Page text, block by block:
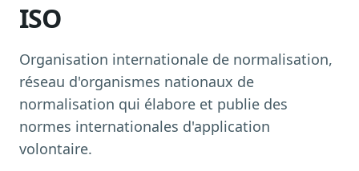
Transcriptions IA
Toutes les séances AN/Sénat transcrites
Synthèses IA
Veille des matinales radio
9 interviews politiques, analysées avant 10 h
Alertes personnalisées
ISO
Organisation internationale de normalisation,
réseau d'organismes nationaux de
normalisation qui élabore et publie des
normes internationales d'application
volontaire.